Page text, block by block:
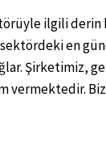
ilgili
en
Şirketimiz,